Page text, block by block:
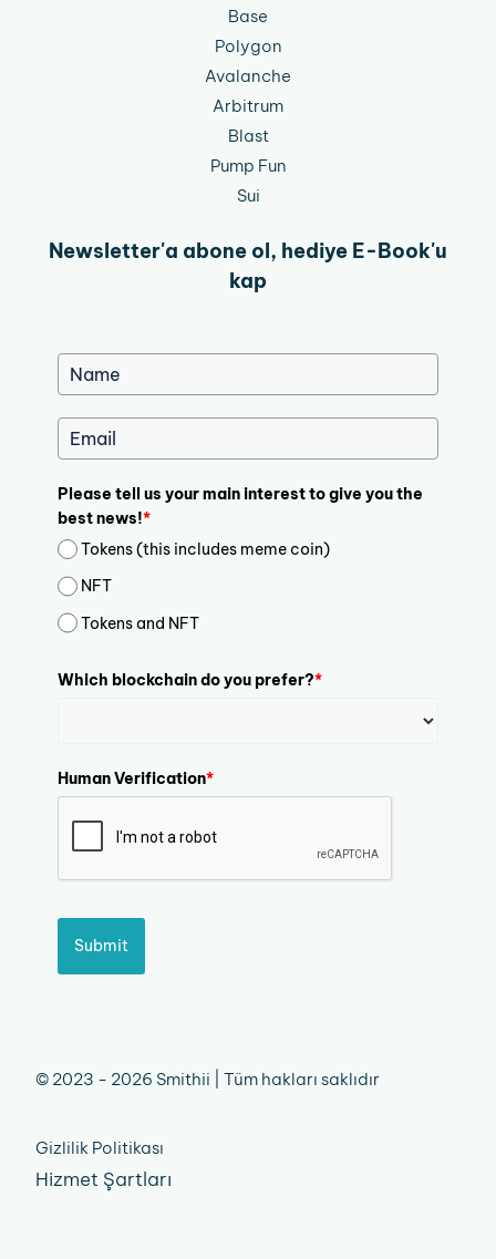
Base
Polygon
Avalanche
Arbitrum
Blast
Pump Fun
Sui
Newsletter'a abone ol, hediye E-Book'u
kap
Please tell us your main interest to give you the
best news!*
Tokens (this includes meme coin)
NFT
Tokens and NFT
Which blockchain do you prefer?*
Human Verification*
Submit
© 2023 - 2026 Smithii | Tüm hakları saklıdır
Gizlilik Politikası
Hizmet Şartları